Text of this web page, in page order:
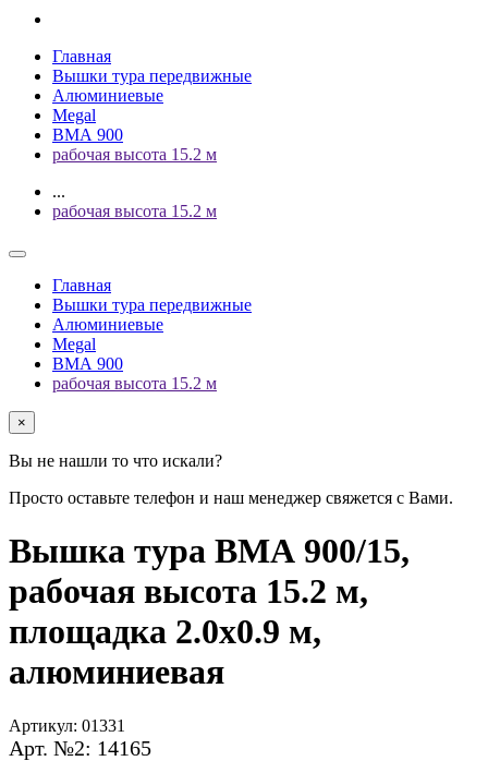
Главная
Вышки тура передвижные
Алюминиевые
Megal
ВМА 900
рабочая высота 15.2 м
...
рабочая высота 15.2 м
Главная
Вышки тура передвижные
Алюминиевые
Megal
ВМА 900
рабочая высота 15.2 м
×
Вы не нашли то что искали?
Просто оставьте телефон и наш менеджер свяжется с Вами.
Вышка тура ВМА 900/15,
рабочая высота 15.2 м,
площадка 2.0х0.9 м,
алюминиевая
Артикул: 01331
Арт. №2: 14165